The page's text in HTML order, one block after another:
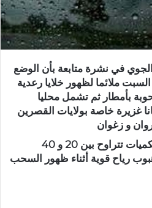
في نشرة متابعة بأن الوضع
ملائما لظهور خلايا رعدية
بأمطار ثم تشمل محليا
غزيرة خاصة بولايات القصرين
و زغوان
و أضاف المعهد بان أعلى الكميات تتراوح بين 20 و 40
رياح قوية أثناء ظهور السحب